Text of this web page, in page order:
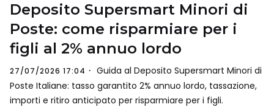
Deposito Supersmart Minori di
Poste: come risparmiare per i
figli al 2% annuo lordo
27/07/2026 17:04
Guida al Deposito Supersmart Minori di
Poste Italiane: tasso garantito 2% annuo lordo, tassazione,
importi e ritiro anticipato per risparmiare per i figli.